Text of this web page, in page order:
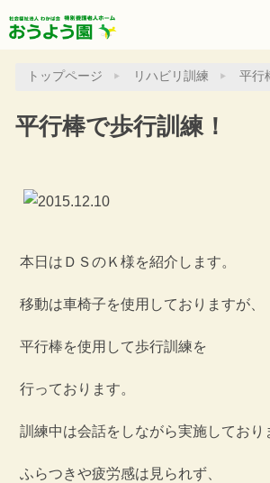
トップページ リハビリ訓練 平行
平行棒で歩行訓練！
本日はＤＳのＫ様を紹介します。
移動は車椅子を使用しておりますが、
平行棒を使用して歩行訓練を
行っております。
訓練中は会話をしながら実施しており
ふらつきや疲労感は見られず、